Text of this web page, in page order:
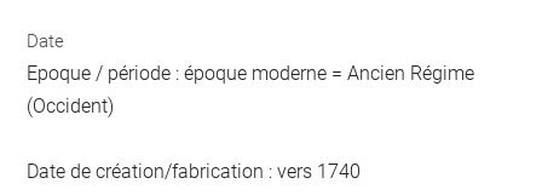
Date
Epoque / période : époque moderne = Ancien Régime
(Occident)
Date de création/fabrication : vers 1740